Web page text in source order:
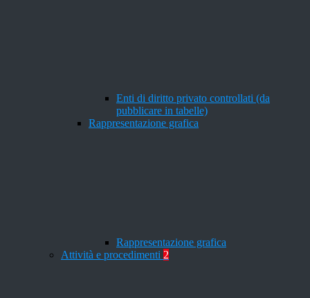
Enti di diritto privato controllati (da
pubblicare in tabelle)
Rappresentazione grafica
Rappresentazione grafica
Attività e procedimenti 2